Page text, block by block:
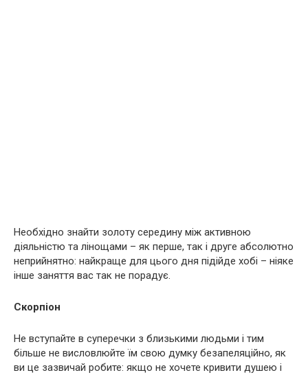
Необхідно знайти золоту середину між активною
діяльністю та лінощами – як перше, так і друге абсолютно
неприйнятно: найкраще для цього дня підійде хобі – ніяке
інше заняття вас так не порадує.
Скорпіон
Не вступайте в суперечки з близькими людьми і тим
більше не висловлюйте їм свою думку безапеляційно, як
ви це зазвичай робите: якщо не хочете кривити душею і